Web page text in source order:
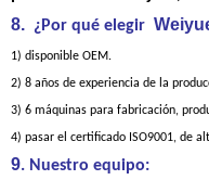
8. ¿Por qué elegir
1) disponible OEM.
2) 8 años de experiencia de la
3) 6 máquinas para fabricación,
4) pasar el certificado ISO9001, de
9. Nuestro equipo: